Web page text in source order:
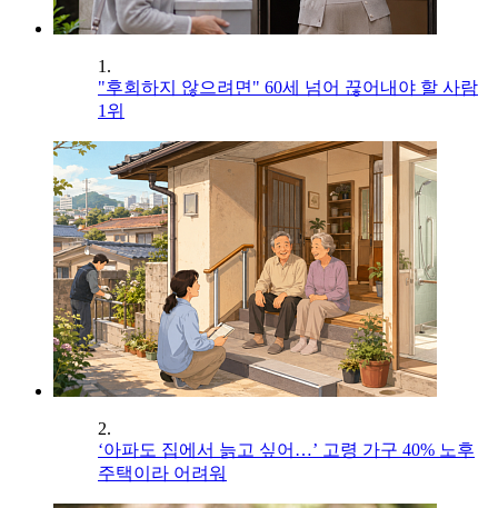
1.
"후회하지 않으려면" 60세 넘어 끊어내야 할 사람
1위
2.
‘아파도 집에서 늙고 싶어…’ 고령 가구 40% 노후
주택이라 어려워